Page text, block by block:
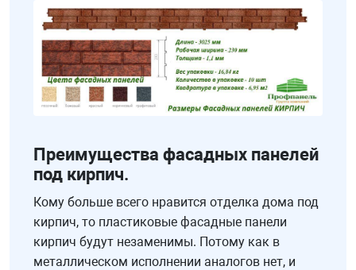
Преимущества фасадных панелей
под кирпич.
Кому больше всего нравится отделка дома под
кирпич, то пластиковые фасадные панели
кирпич будут незаменимы. Потому как в
металлическом исполнении аналогов нет, и